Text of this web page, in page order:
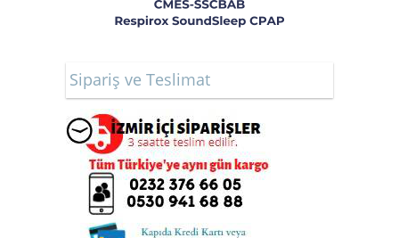
Sipariş ve Teslimat